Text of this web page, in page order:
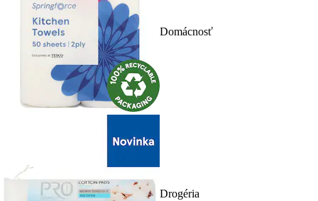
Domácnosť
Drogéria